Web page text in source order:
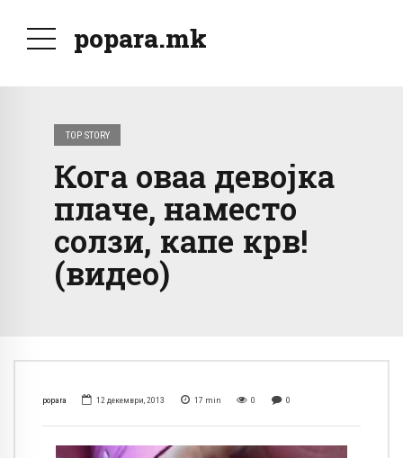
popara.mk
TOP STORY
Кога оваа девојка
плаче, наместо
солзи, капе крв!
(видео)
popara 12 декември, 2013 17 min 0 0